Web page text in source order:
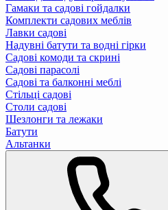
Гамаки та садові гойдалки
Комплекти садових меблів
Лавки садові
Надувні батути та водні гірки
Садові комоди та скрині
Садові парасолі
Садові та балконні меблі
Стільці садові
Столи садові
Шезлонги та лежаки
Батути
Альтанки